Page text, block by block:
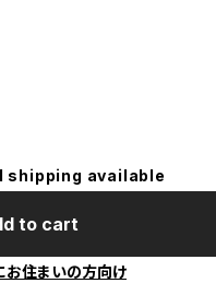
shipping available
to cart
お住まいの方向け